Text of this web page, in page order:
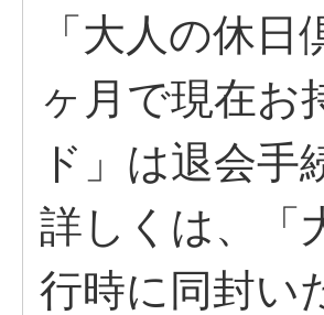
「大人の休
ヶ月で現在お
ド」は退会
詳しくは、「
行時に同封い